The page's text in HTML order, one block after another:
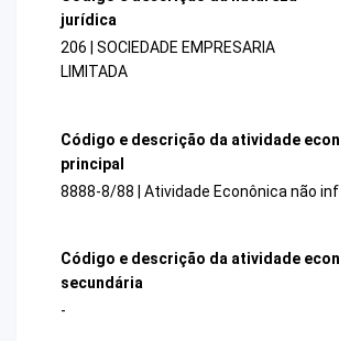
jurídica
206 | SOCIEDADE EMPRESARIA
LIMITADA
Código e descrição da atividade
principal
8888-8/88 | Atividade Econônica não
Código e descrição da atividade
secundária
-